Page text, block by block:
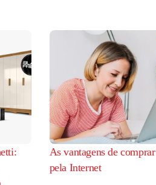
As vantagens de comprar
pela Internet